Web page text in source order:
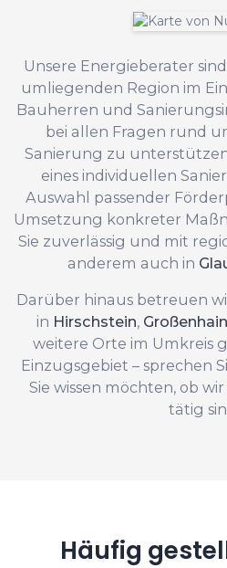
Unsere Energieberater
umliegenden Region im
Bauherren und
bei allen Fragen rund
Sanierung zu
eines individuellen
Auswahl passender
Umsetzung konkreter
Sie zuverlässig und mit
anderem auch in
Darüber hinaus betreuen
in Hirschstein, Großenhain
weitere Orte im Umkreis
Einzugsgebiet – sprechen
Sie wissen möchten, ob
tätig
Häufig